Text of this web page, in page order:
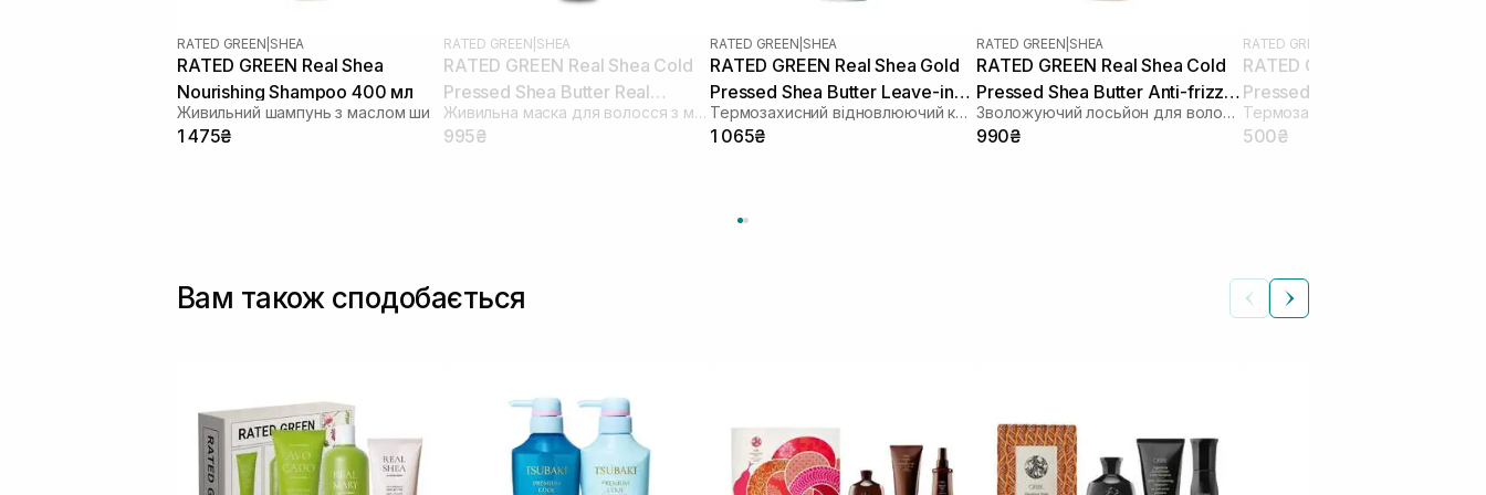
RATED GREEN SHEA
RATED GREEN Real Shea
Nourishing Shampoo 400 мл
Живильний шампунь з маслом ши
1 475₴
RATED GREEN SHEA
RATED GREEN Real Shea Cold
Pressed Shea Butter Real
Change Treatment 240 мл
Живильна маска для волосся з маслом ши
995₴
RATED GREEN SHEA
RATED GREEN Real Shea Gold
Pressed Shea Butter Leave-in
Treatment 150 мл
Термозахисний відновлюючий крем для волосся з маслом ши
1 065₴
RATED GREEN SHEA
RATED GREEN Real Shea Cold
Pressed Shea Butter Anti-frizz
Hydrating Hair Lotion 150 мл
Зволожуючий лосьйон для волосся з маслом ши
990₴
RATED GREEN
RATED GREEN Real Shea
Pressed Shea Butter Leave-in
Treatment 50 мл
500₴
Вам також сподобається